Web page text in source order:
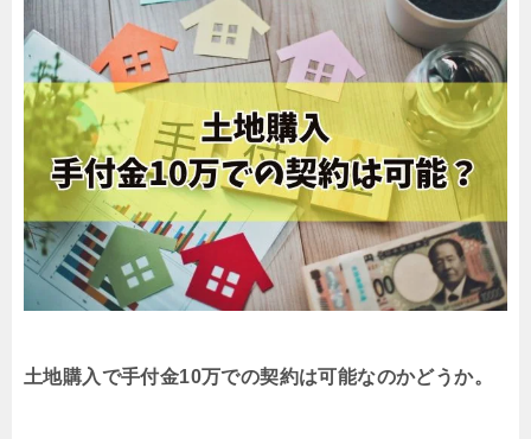
土地購入で手付金10万での契約は可能なのかどうか。